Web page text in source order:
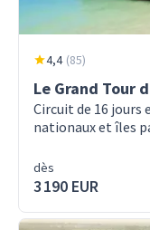
4,4 (85)
Le Grand Tour
Circuit de 16 jours
nationaux et îles
dès
3 190 EUR